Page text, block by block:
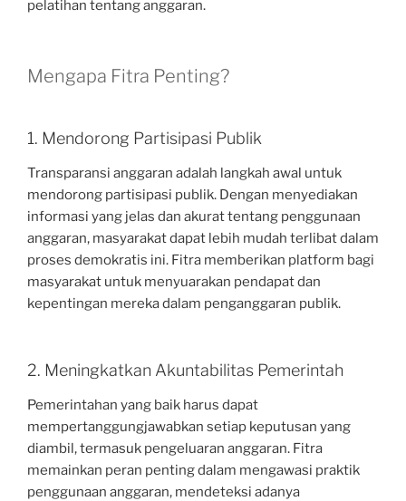
pelatihan tentang anggaran.
Mengapa Fitra Penting?
1. Mendorong Partisipasi Publik
Transparansi anggaran adalah langkah awal untuk
mendorong partisipasi publik. Dengan menyediakan
informasi yang jelas dan akurat tentang penggunaan
anggaran, masyarakat dapat lebih mudah terlibat dalam
proses demokratis ini. Fitra memberikan platform bagi
masyarakat untuk menyuarakan pendapat dan
kepentingan mereka dalam penganggaran publik.
2. Meningkatkan Akuntabilitas Pemerintah
Pemerintahan yang baik harus dapat
mempertanggungjawabkan setiap keputusan yang
diambil, termasuk pengeluaran anggaran. Fitra
memainkan peran penting dalam mengawasi praktik
penggunaan anggaran, mendeteksi adanya